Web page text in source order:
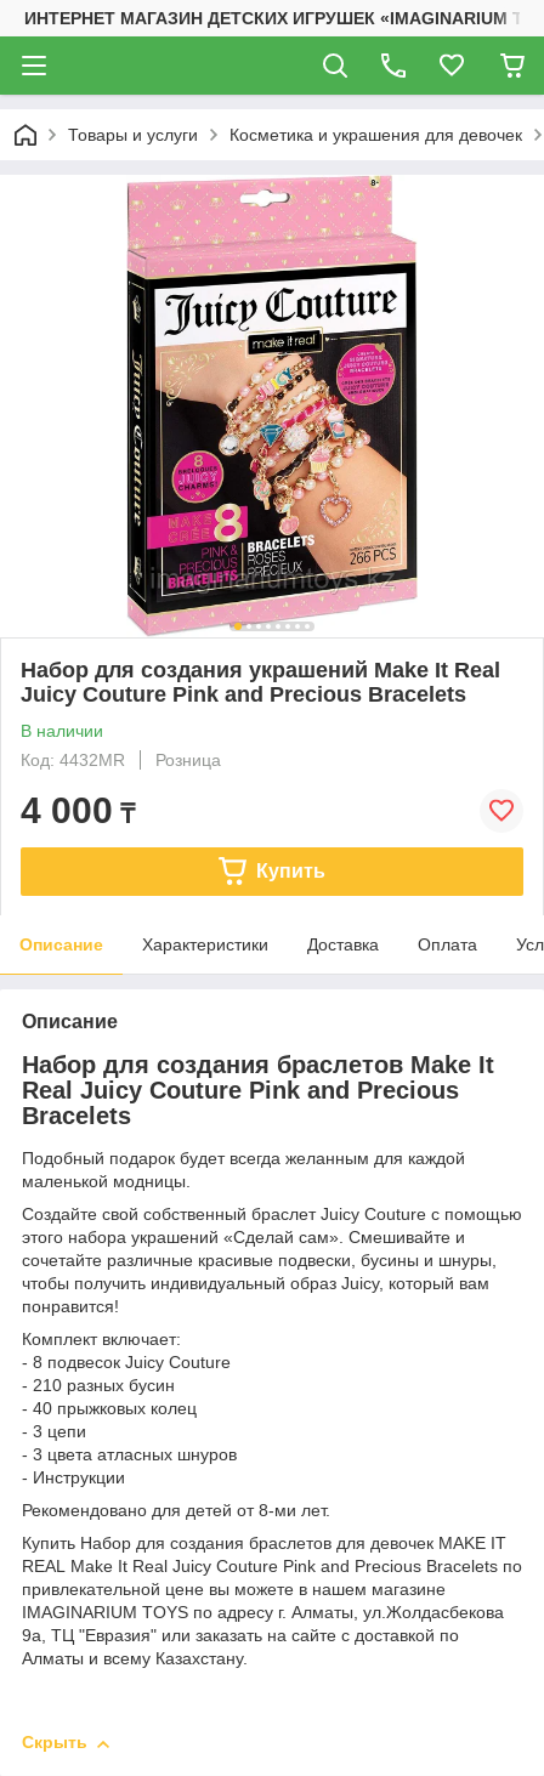
ИНТЕРНЕТ МАГАЗИН ДЕТСКИХ ИГРУШЕК «IMAGINARIUM
Товары и услуги Косметика и украшения для девочек
Набор для создания украшений Make It Real
Juicy Couture Pink and Precious Bracelets
В наличии
Код: 4432MR
Розница
4 000 ₸
Купить
Описание Характеристики Доставка Оплата
Описание
Набор для создания браслетов Make It
Real Juicy Couture Pink and Precious
Bracelets
Подобный подарок будет всегда желанным для каждой
маленькой модницы.
Создайте свой собственный браслет Juicy Couture с помощью
этого набора украшений «Сделай сам». Смешивайте и
сочетайте различные красивые подвески, бусины и шнуры,
чтобы получить индивидуальный образ Juicy, который вам
понравится!
Комплект включает:
- 8 подвесок Juicy Couture
- 210 разных бусин
- 40 прыжковых колец
- 3 цепи
- 3 цвета атласных шнуров
- Инструкции
Рекомендовано для детей от 8-ми лет.
Купить Набор для создания браслетов для девочек MAKE IT
REAL Make It Real Juicy Couture Pink and Precious Bracelets по
привлекательной цене вы можете в нашем магазине
IMAGINARIUM TOYS по адресу г. Алматы, ул.Жолдасбекова
9а, ТЦ "Евразия" или заказать на сайте с доставкой по
Алматы и всему Казахстану.
Скрыть